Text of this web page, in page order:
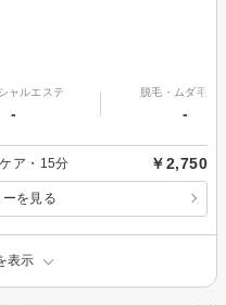
ャルエステ
-
脱毛・ムダ毛処
-
ア・15分 ￥2,750
を見る
表示